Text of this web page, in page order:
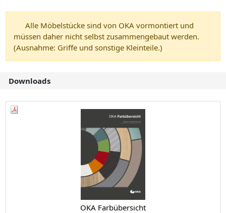
Alle Möbelstücke sind von OKA vormontiert und
müssen daher nicht selbst zusammengebaut werden.
(Ausnahme: Griffe und sonstige Kleinteile.)
Downloads
OKA Farbübersicht